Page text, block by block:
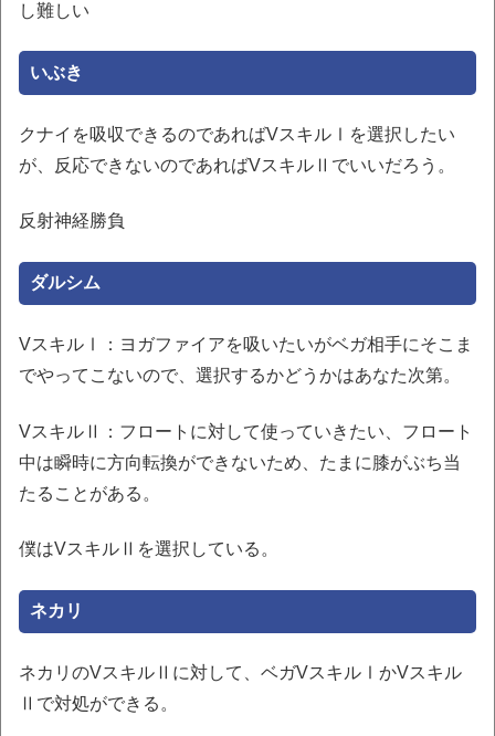
し難しい
いぶき
クナイを吸収できるのであればVスキルⅠを選択したい
が、反応できないのであればVスキルⅡでいいだろう。
反射神経勝負
ダルシム
VスキルⅠ：ヨガファイアを吸いたいがベガ相手にそこま
でやってこないので、選択するかどうかはあなた次第。
VスキルⅡ：フロートに対して使っていきたい、フロート
中は瞬時に方向転換ができないため、たまに膝がぶち当
たることがある。
僕はVスキルⅡを選択している。
ネカリ
ネカリのVスキルⅡに対して、ベガVスキルⅠかVスキル
Ⅱで対処ができる。